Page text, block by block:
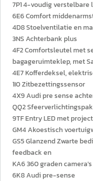
7P1 4-voudig
6E6 Comfort
4D8 Stoelventilatie en
3NS Achterbank plus
4F2 Comfortsleutel met
bagageruimteklep, met
4E7 Kofferdeksel,
1I0 Zitbezettingssensor
4X9 Audi pre sense
QQ2
9TF Entry LED met
GM4 Akoestisch
GS5 Glanzend Zwarte
feedback en
KA6 360 graden camera's
6K8 Audi pre-sense